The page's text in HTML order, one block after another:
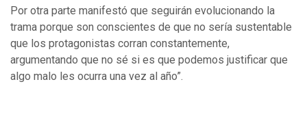
Por otra parte manifestó que seguirán evolucionando la
trama porque son conscientes de que no sería sustentable
que los protagonistas corran constantemente,
argumentando que no sé si es que podemos justificar que
algo malo les ocurra una vez al año”.